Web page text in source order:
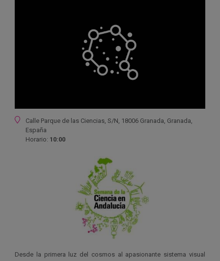
Ubicación
Calle Parque de las Ciencias, S/N, 18006 Granada, Granada,
España
Horario: 10:00
Desde la primera luz del cosmos al apasionante sistema visual